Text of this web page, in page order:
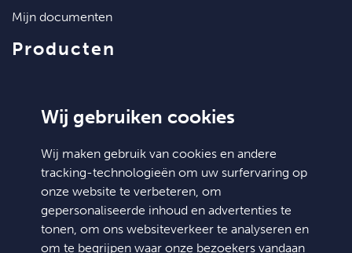
Wij gebruiken cookies
Wij maken gebruik van cookies en andere
tracking-technologieën om uw surfervaring op
onze website te verbeteren, om
gepersonaliseerde inhoud en advertenties te
tonen, om ons websiteverkeer te analyseren en
om te begrijpen waar onze bezoekers vandaan
mijn documenten
producten
klantenservice
contact
algemene voorwaarden
hulp nodig?
Doosjesdeal